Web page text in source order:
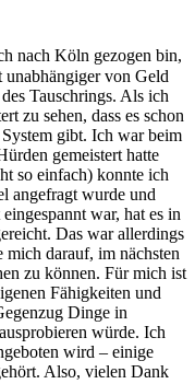
nach Köln gezogen bin,
von Geld
Tauschrings. Als ich
zu sehen, dass es schon
gibt. Ich war beim
gemeistert hatte
so einfach) konnte ich
angefragt wurde und
war, hat es in
Das war allerdings
darauf, im nächsten
zu können. Für mich ist
Fähigkeiten und
Dinge in
würde. Ich
wird – einige
Also, vielen Dank